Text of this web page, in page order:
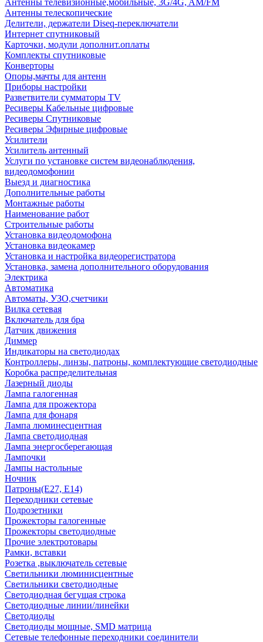
Антенны телевизионные,мобильные, 3G/4G, AM/FM
Антенны телескопические
Делители, держатели Diseq-переключатели
Интернет спутниковый
Карточки, модули дополнит.оплаты
Комплекты спутниковые
Конверторы
Опоры,мачты для антенн
Приборы настройки
Разветвители сумматоры TV
Ресиверы Кабельные цифровые
Ресиверы Спутниковые
Ресиверы Эфирные цифровые
Усилители
Усилитель антенный
Услуги по установке систем видеонаблюдения,
видеодомофонии
Выезд и диагностика
Дополнительные работы
Монтажные работы
Наименование работ
Строительные работы
Установка видеодомофона
Установка видеокамер
Установка и настройка видеорегистратора
Установка, замена дополнительного оборудования
Электрика
Автоматика
Автоматы, УЗО,счетчики
Вилка сетевая
Включатель для бра
Датчик движения
Диммер
Индикаторы на светодиодах
Контроллеры, линзы, патроны, комплектующие светодиодные
Коробка распределительная
Лазерный диоды
Лампа галогенная
Лампа для прожектора
Лампа для фонаря
Лампа люминесцентная
Лампа светодиодная
Лампа энергосберегающая
Лампочки
Лампы настольные
Ночник
Патроны(Е27, Е14)
Переходники сетевые
Подрозетники
Прожекторы галогенные
Прожекторы светодиодные
Прочие электротовары
Рамки, вставки
Розетка ,выключатель сетевые
Светильники люминисцентные
Светильники светодиодные
Светодиодная бегущая строка
Светодиодные линии/линейки
Светодиоды
Светодиоды мощные, SMD матрица
Сетевые телефонные переходники соединители